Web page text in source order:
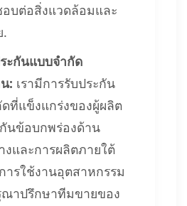
บต่อสิ่งแวดล้อมและ
ะกันแบบจำกัด
: เรามีการรับประกัน
ที่แข็งแกร่งของผู้ผลิต
นข้อบกพร่องด้าน
งและการผลิตภายใต้
ารใช้งานอุตสาหกรรม
ณาปรึกษาทีมขายของ